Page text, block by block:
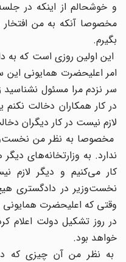
و خوشحالم از اینکه در
مخصوصا آنکه به من افتخار
بگیرم.
این اولین روزی است که به
امر اعلیحضرت همایونی این
سر نزدم مرا مسئول نشناسید
در کار همکاران دخالت نکنم
لازم نیست در کار دیگران
مخصوصا به نظر من
ندارد. به وزارتخانه‌های
کار می‌کنیم و دیگر لازم
نخست‌وزیر در دادگستری هیچ
وقتی که اعلیحضرت همایونی
در روز تشکیل دولت اعلام
خواهد بود.
به نظر من آن چیزی که در